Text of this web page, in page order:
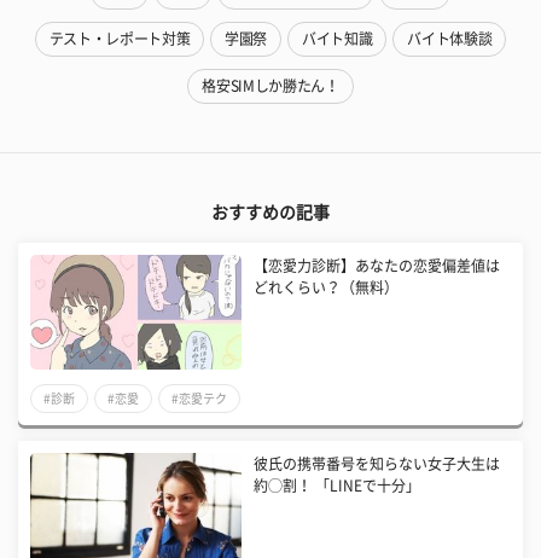
テスト・レポート対策 学園祭 バイト知識 バイト体験談
格安SIMしか勝たん！
おすすめの記事
【恋愛力診断】あなたの恋愛偏差値は
どれくらい？（無料）
#診断 #恋愛 #恋愛テク
彼氏の携帯番号を知らない女子大生は
約◯割！ 「LINEで十分」